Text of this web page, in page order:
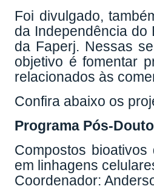
Foi divulgado,
da Independência do
da Faperj. Nessas
objetivo é fomentar
relacionados às
Confira abaixo os
Programa Pós-
Compostos
em linhagens
Coordenador: